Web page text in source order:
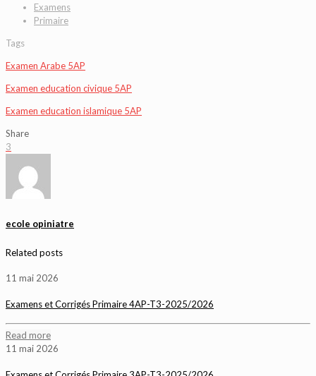
Examens
Primaire
Tags
Examen Arabe 5AP
Examen education civique 5AP
Examen education islamique 5AP
Share
3
ecole opiniatre
Related posts
11 mai 2026
Examens et Corrigés Primaire 4AP-T3-2025/2026
Read more
11 mai 2026